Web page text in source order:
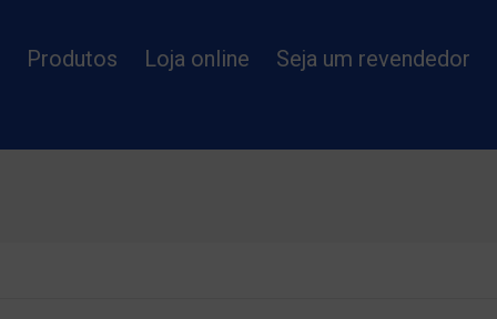
Produtos Loja online Seja um revendedor